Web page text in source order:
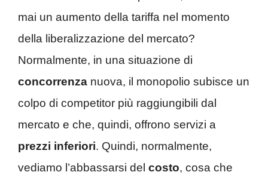
mai un aumento della tariffa nel momento
della liberalizzazione del mercato?
Normalmente, in una situazione di
concorrenza nuova, il monopolio subisce un
colpo di competitor più raggiungibili dal
mercato e che, quindi, offrono servizi a
prezzi inferiori. Quindi, normalmente,
vediamo l’abbassarsi del costo, cosa che